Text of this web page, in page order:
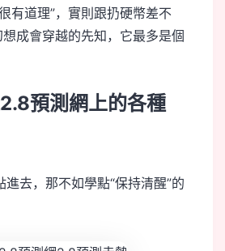
有道理”，實則跟扔硬幣差不
想成會穿越的先知，它最多是個
預測網上的各種
進去，那不如學點“保持清醒”的